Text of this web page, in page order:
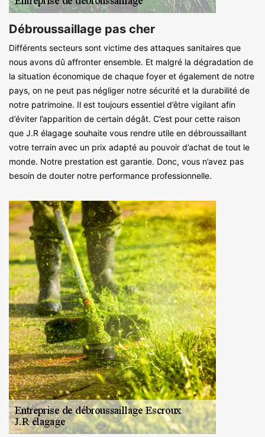
Débroussaillage pas cher
Différents secteurs sont victime des attaques sanitaires que
nous avons dû affronter ensemble. Et malgré la dégradation de
la situation économique de chaque foyer et également de notre
pays, on ne peut pas négliger notre sécurité et la durabilité de
notre patrimoine. Il est toujours essentiel d’être vigilant afin
d’éviter l’apparition de certain dégât. C’est pour cette raison
que J.R élagage souhaite vous rendre utile en débroussaillant
votre terrain avec un prix adapté au pouvoir d’achat de tout le
monde. Notre prestation est garantie. Donc, vous n’avez pas
besoin de douter notre performance professionnelle.